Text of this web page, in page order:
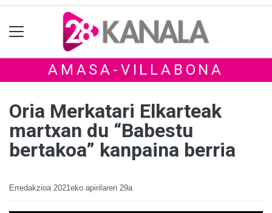
AMASA-VILLABONA
Oria Merkatari Elkarteak
martxan du “Babestu
bertakoa” kanpaina berria
Erredakzioa 2021eko apirilaren 29a